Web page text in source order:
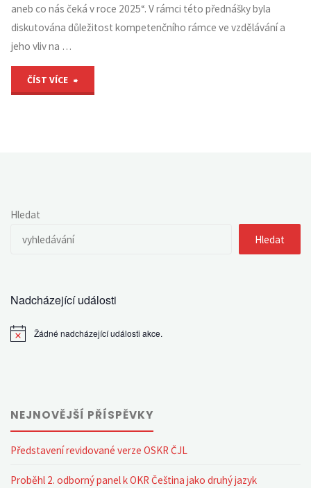
aneb co nás čeká v roce 2025“. V rámci této přednášky byla
diskutována důležitost kompetenčního rámce ve vzdělávání a
jeho vliv na …
ČÍST VÍCE
Hledat
Hledat
Nadcházející události
NoticeŽádné nadcházející události akce.
NEJNOVĚJŠÍ PŘÍSPĚVKY
Představení revidované verze OSKR ČJL
Proběhl 2. odborný panel k OKR Čeština jako druhý jazyk